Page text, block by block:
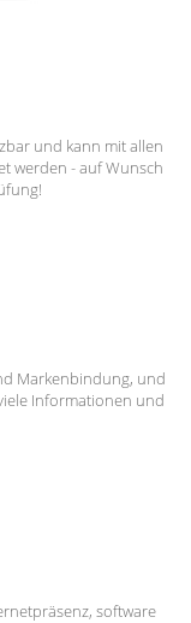
und kann mit allen
werden - auf Wunsch
Markenbindung, und
Informationen und
software